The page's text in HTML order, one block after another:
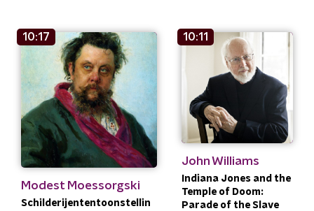
10:17
Modest Moessorgski
Schilderijententoonstellin
10:11
John Williams
Indiana Jones and the
Temple of Doom:
Parade of the Slave